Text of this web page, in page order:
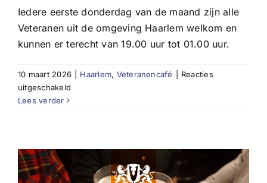
Iedere eerste donderdag van de maand zijn alle
Veteranen uit de omgeving Haarlem welkom en
kunnen er terecht van 19.00 uur tot 01.00 uur.
10 maart 2026 Haarlem, Veteranencafé
Reacties
uitgeschakeld
Lees verder